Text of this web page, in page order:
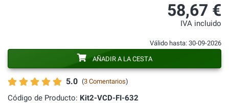
5.0 (3 Comentarios)
Código de Producto: Kit2-VCD-FI-632
58,67 €
IVA incluido
Válido hasta: 30-09-2026
AÑADIR A LA CESTA